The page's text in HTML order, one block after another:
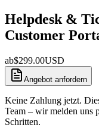
Helpdesk &
Customer
ab$299.00USD
Angebot anfordern
Keine Zahlung jetzt.
Team – wir melden uns
Schritten.